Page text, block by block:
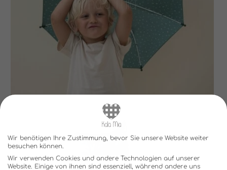
Wir benötigen Ihre Zustimmung, bevor Sie unsere Website weiter
besuchen können.
Wir verwenden Cookies und andere Technologien auf unserer
Website. Einige von ihnen sind essenziell, während andere uns